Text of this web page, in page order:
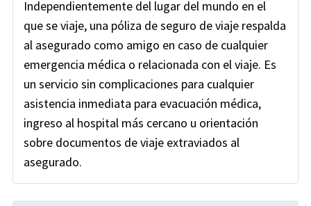
Independientemente del lugar del mundo en el
que se viaje, una póliza de seguro de viaje respalda
al asegurado como amigo en caso de cualquier
emergencia médica o relacionada con el viaje. Es
un servicio sin complicaciones para cualquier
asistencia inmediata para evacuación médica,
ingreso al hospital más cercano u orientación
sobre documentos de viaje extraviados al
asegurado.